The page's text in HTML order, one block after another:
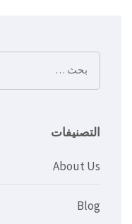
البحث
عن:
التصنيفات
About Us
Blog